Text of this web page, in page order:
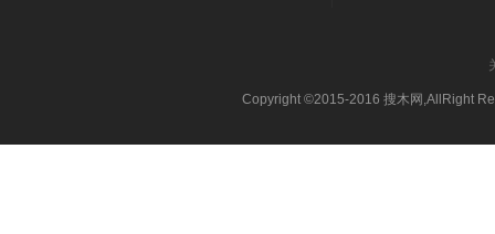
Copyright ©2015-2016 搜木网,AllRight